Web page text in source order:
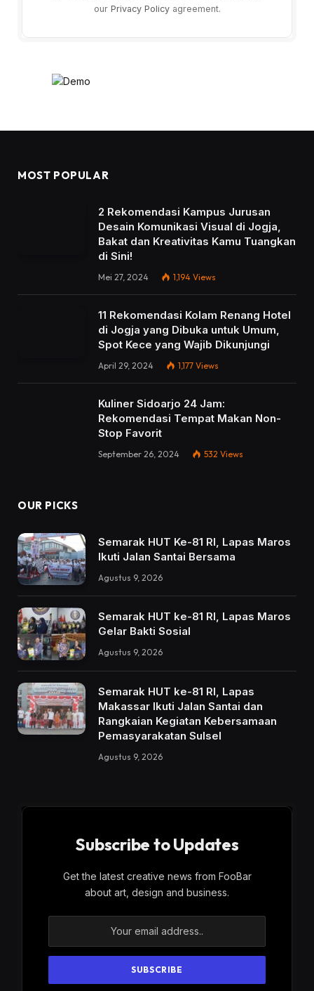
our Privacy Policyagreement.
MOST POPULAR
2 Rekomendasi Kampus Jurusan
Desain Komunikasi Visual di Jogja,
Bakat dan Kreativitas Kamu Tuangkan
di Sini!
Mei 27, 2024 1,194 Views
11 Rekomendasi Kolam Renang Hotel
di Jogja yang Dibuka untuk Umum,
Spot Kece yang Wajib Dikunjungi
April 29, 2024 1,177 Views
Kuliner Sidoarjo 24 Jam:
Rekomendasi Tempat Makan Non-
Stop Favorit
September 26, 2024 532 Views
OUR PICKS
Semarak HUT Ke-81 RI, Lapas Maros
Ikuti Jalan Santai Bersama
Agustus 9, 2026
Semarak HUT ke-81 RI, Lapas Maros
Gelar Bakti Sosial
Agustus 9, 2026
Semarak HUT ke-81 RI, Lapas
Makassar Ikuti Jalan Santai dan
Rangkaian Kegiatan Kebersamaan
Pemasyarakatan Sulsel
Agustus 9, 2026
Subscribe to Updates
Get the latest creative news from FooBar
about art, design and business.